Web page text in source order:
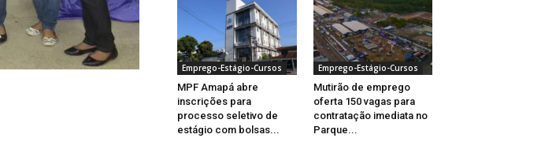
Emprego-Estágio-Cursos
MPF Amapá abre
inscrições para
processo seletivo de
estágio com bolsas...
Emprego-Estágio-Cursos
Mutirão de emprego
oferta 150 vagas para
contratação imediata no
Parque...